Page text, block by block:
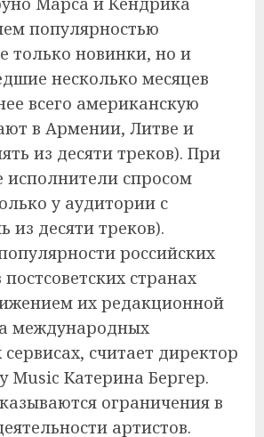
популярностью
только новинки, но и
несколько месяцев
всего американскую
в Армении, Литве и
из десяти треков). При
исполнители спросом
у аудитории с
из десяти треков).
российских
странах
их редакционной
международных
считает директор
Music Катерина Бергер.
ограничения в
артистов.